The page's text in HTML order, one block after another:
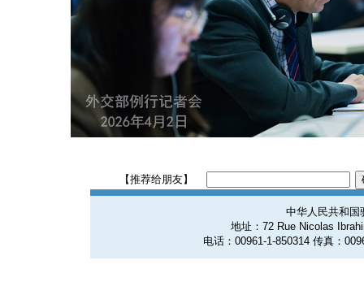
【推荐给朋友】
中华人民共和国
地址：72 Rue Nicolas
电话：00961-1-850314 传真：